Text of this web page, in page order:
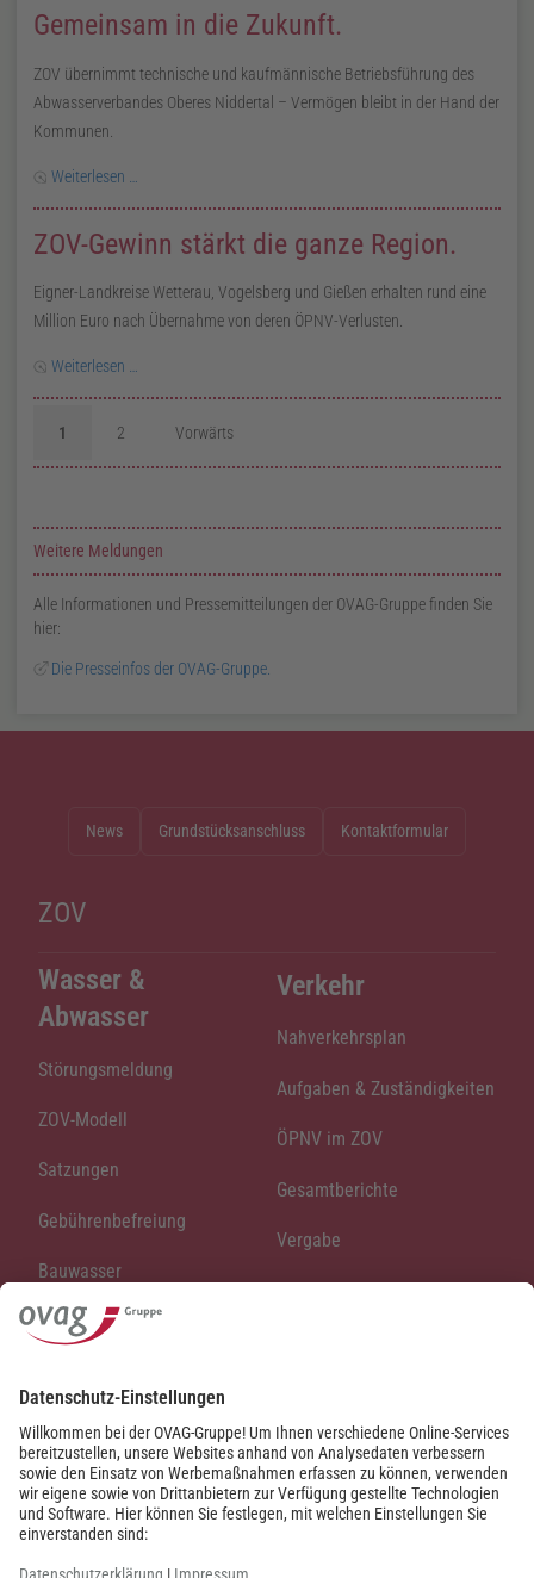
Gemeinsam in die Zukunft.
ZOV übernimmt technische und kaufmännische Betriebsführung des
Abwasserverbandes Oberes Niddertal – Vermögen bleibt in der Hand der
Kommunen.
Weiterlesen …
ZOV-Gewinn stärkt die ganze Region.
Eigner-Landkreise Wetterau, Vogelsberg und Gießen erhalten rund eine
Million Euro nach Übernahme von deren ÖPNV-Verlusten.
Weiterlesen …
1 2 Vorwärts
Zusatzinformationen zur Seite News
Weitere Meldungen
Alle Informationen und Pressemitteilungen der OVAG-Gruppe finden Sie
hier:
Die Presseinfos der OVAG-Gruppe.
News Grundstücksanschluss Kontaktformular
ZOV
Wasser &
Abwasser
Störungsmeldung
ZOV-Modell
Satzungen
Gebührenbefreiung
Bauwasser
Preise & Gebühren
Oberhessen
Abwasserverband Hungen
Ansprechpartner Wasser
und Abwasser
Verkehr
Nahverkehrsplan
Aufgaben & Zuständigkeiten
ÖPNV im ZOV
Gesamtberichte
Vergabe
Bekanntmachungen
Satzungen